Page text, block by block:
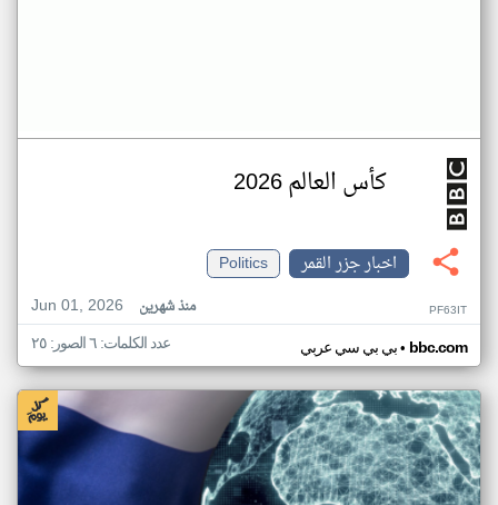
كأس العالم 2026
اخبار جزر القمر
Politics
Jun 01, 2026
منذ شهرين PF63IT
بي بي سي عربي• bbc.com عدد الكلمات: ٦ الصور: ٢٥